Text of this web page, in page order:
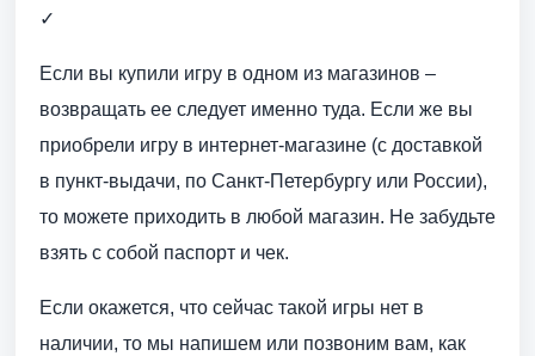
✓
Если вы купили игру в одном из магазинов –
возвращать ее следует именно туда. Если же вы
приобрели игру в интернет-магазине (с доставкой
в пункт-выдачи, по Санкт-Петербургу или России),
то можете приходить в любой магазин. Не забудьте
взять с собой паспорт и чек.
Если окажется, что сейчас такой игры нет в
наличии, то мы напишем или позвоним вам, как